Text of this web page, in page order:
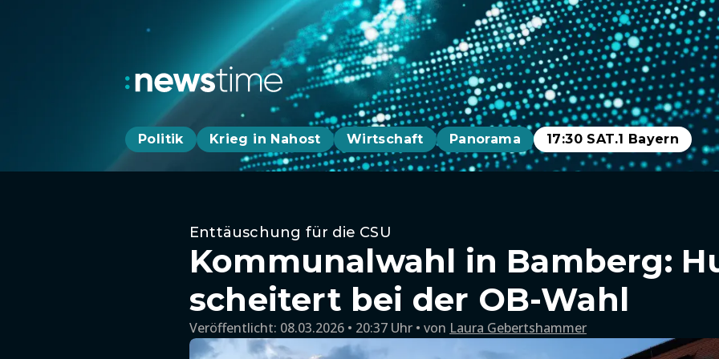
Politik Krieg in Nahost Wirtschaft Panorama 17:30 SAT.1 Bayern
Enttäuschung für die CSU
Kommunalwahl in Bamberg:
scheitert bei der OB-Wahl
Veröffentlicht: 08.03.2026 • 20:37 Uhr von Laura Gebertshammer